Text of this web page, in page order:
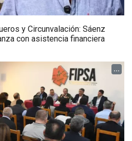
y Circunvalación: Sáenz
con asistencia financiera
...